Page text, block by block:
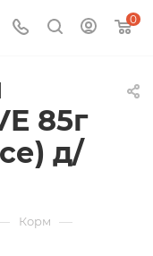
0
85г
д/
Корм —